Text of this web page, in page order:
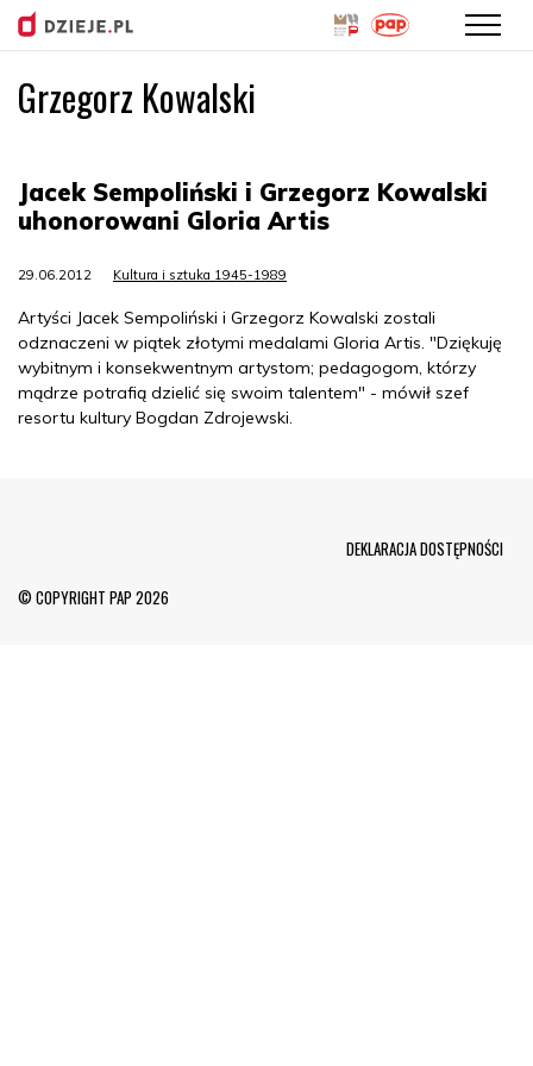
Grzegorz Kowalski
Jacek Sempoliński i Grzegorz Kowalski
uhonorowani Gloria Artis
29.06.2012 Kultura i sztuka 1945-1989
Artyści Jacek Sempoliński i Grzegorz Kowalski zostali
odznaczeni w piątek złotymi medalami Gloria Artis. "Dziękuję
wybitnym i konsekwentnym artystom; pedagogom, którzy
mądrze potrafią dzielić się swoim talentem" - mówił szef
resortu kultury Bogdan Zdrojewski.
© COPYRIGHT PAP 2026
DEKLARACJA DOSTĘPNOŚCI